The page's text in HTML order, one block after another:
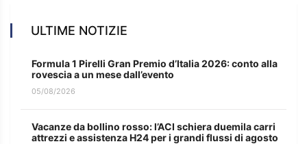
ULTIME NOTIZIE
Formula 1 Pirelli Gran Premio d’Italia 2026: conto alla
rovescia a un mese dall’evento
05/08/2026
Vacanze da bollino rosso: l’ACI schiera duemila carri
attrezzi e assistenza H24 per i grandi flussi di agosto